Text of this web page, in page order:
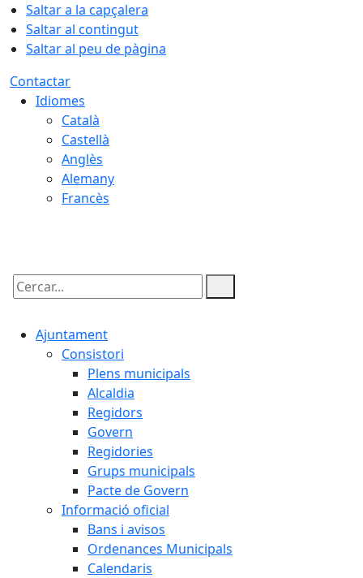
Saltar a la capçalera
Saltar al contingut
Saltar al peu de pàgina
Contactar
Idiomes
Català
Castellà
Anglès
Alemany
Francès
Cercar:
Ajuntament
Consistori
Plens municipals
Alcaldia
Regidors
Govern
Regidories
Grups municipals
Pacte de Govern
Informació oficial
Bans i avisos
Ordenances Municipals
Calendaris